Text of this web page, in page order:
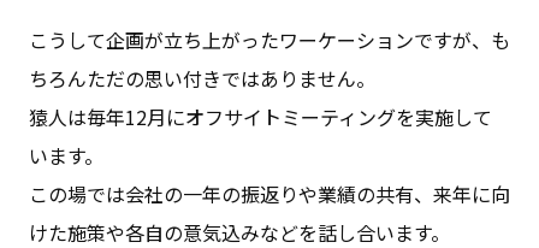
こうして企画が立ち上がったワーケーションですが、も
ちろんただの思い付きではありません。
猿人は毎年12月にオフサイトミーティングを実施して
います。
この場では会社の一年の振返りや業績の共有、来年に向
けた施策や各自の意気込みなどを話し合います。